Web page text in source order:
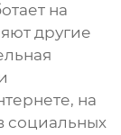
на
другие
на
социальных